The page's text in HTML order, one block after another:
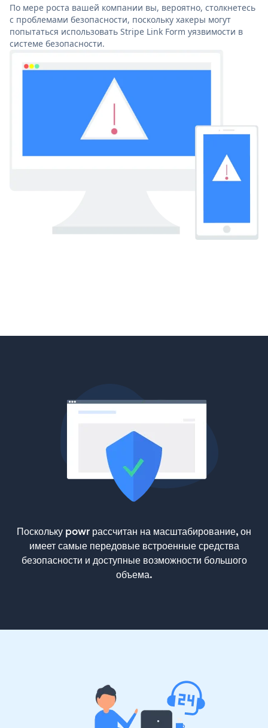
По мере роста вашей компании вы, вероятно, столкнетесь
с проблемами безопасности, поскольку хакеры могут
попытаться использовать Stripe Link Form уязвимости в
системе безопасности.
Поскольку powr рассчитан на масштабирование, он
имеет самые передовые встроенные средства
безопасности и доступные возможности большого
объема.